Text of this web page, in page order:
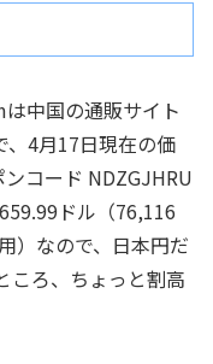
中国の通販サイト
、4月17日現在の価
コード NDZGJHRU
ドル（76,116
）なので、日本円だ
ころ、ちょっと割高